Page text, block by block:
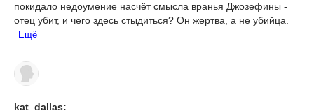
покидало недоумение насчёт смысла вранья Джозефины -
отец убит, и чего здесь стыдиться? Он жертва, а не убийца.
Ещё
kat_dallas: